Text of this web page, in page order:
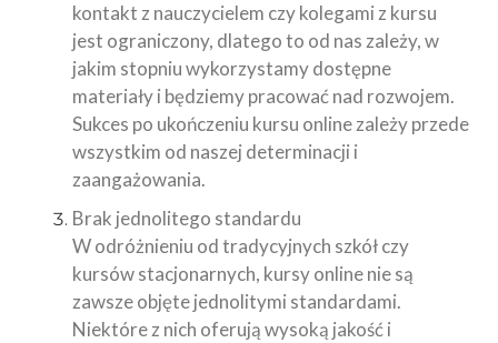
kontakt z nauczycielem czy kolegami z kursu
jest ograniczony, dlatego to od nas zależy, w
jakim stopniu wykorzystamy dostępne
materiały i będziemy pracować nad rozwojem.
Sukces po ukończeniu kursu online zależy przede
wszystkim od naszej determinacji i
zaangażowania.
Brak jednolitego standardu
W odróżnieniu od tradycyjnych szkół czy
kursów stacjonarnych, kursy online nie są
zawsze objęte jednolitymi standardami.
Niektóre z nich oferują wysoką jakość i